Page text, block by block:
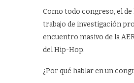
Como todo congreso, el de
trabajo de investigación
encuentro masivo de la
del Hip-Hop.
¿Por qué hablar en un